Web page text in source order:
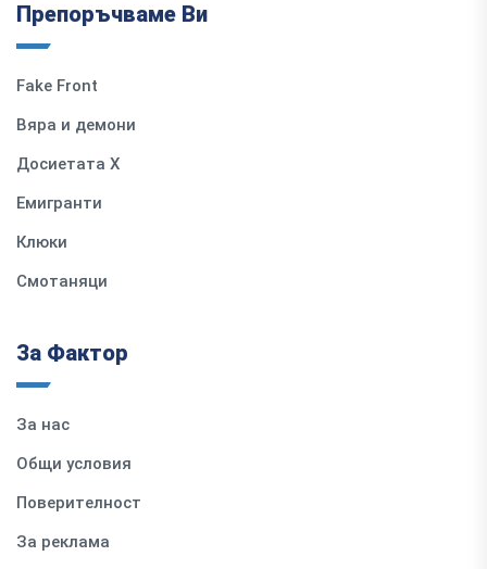
Препоръчваме Ви
Fake Front
Вяра и демони
Досиетата Х
Емигранти
Клюки
Смотаняци
За Фактор
За нас
Общи условия
Поверителност
За реклама